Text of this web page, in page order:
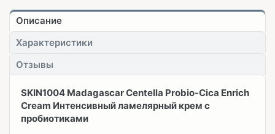
Описание
Характеристики
Отзывы
SKIN1004 Madagascar Centella Probio-Cica Enrich
Cream Интенсивный ламелярный крем с
пробиотиками